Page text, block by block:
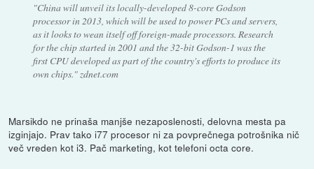
"China will unveil its locally-developed 8-core Godson
processor in 2013, which will be used to power PCs and servers,
as it looks to wean itself off foreign-made processors. Research
for the chip started in 2001 and the 32-bit Godson-1 was the
first CPU developed as part of the country's efforts to produce its
own chips." zdnet.com
Marsikdo ne prinaša manjše nezaposlenosti, delovna mesta pa
izginjajo. Prav tako i77 procesor ni za povprečnega potrošnika nič
več vreden kot i3. Pač marketing, kot telefoni octa core.